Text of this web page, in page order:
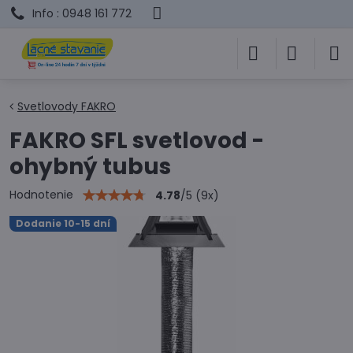
Info : 0948 161 772
Dodanie 10-15 dní
Svetlovody FAKRO
FAKRO SFL svetlovod -
ohybný tubus
Hodnotenie 4.78/5 (9x)